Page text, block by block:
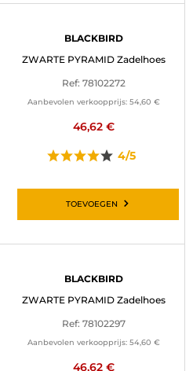
BLACKBIRD
ZWARTE PYRAMID Zadelhoes
Ref: 78102272
Aanbevolen verkoopprijs: 54,60 €
46,62 €
4/5
TOEVOEGEN
BLACKBIRD
ZWARTE PYRAMID Zadelhoes
Ref: 78102297
Aanbevolen verkoopprijs: 54,60 €
46,62 €